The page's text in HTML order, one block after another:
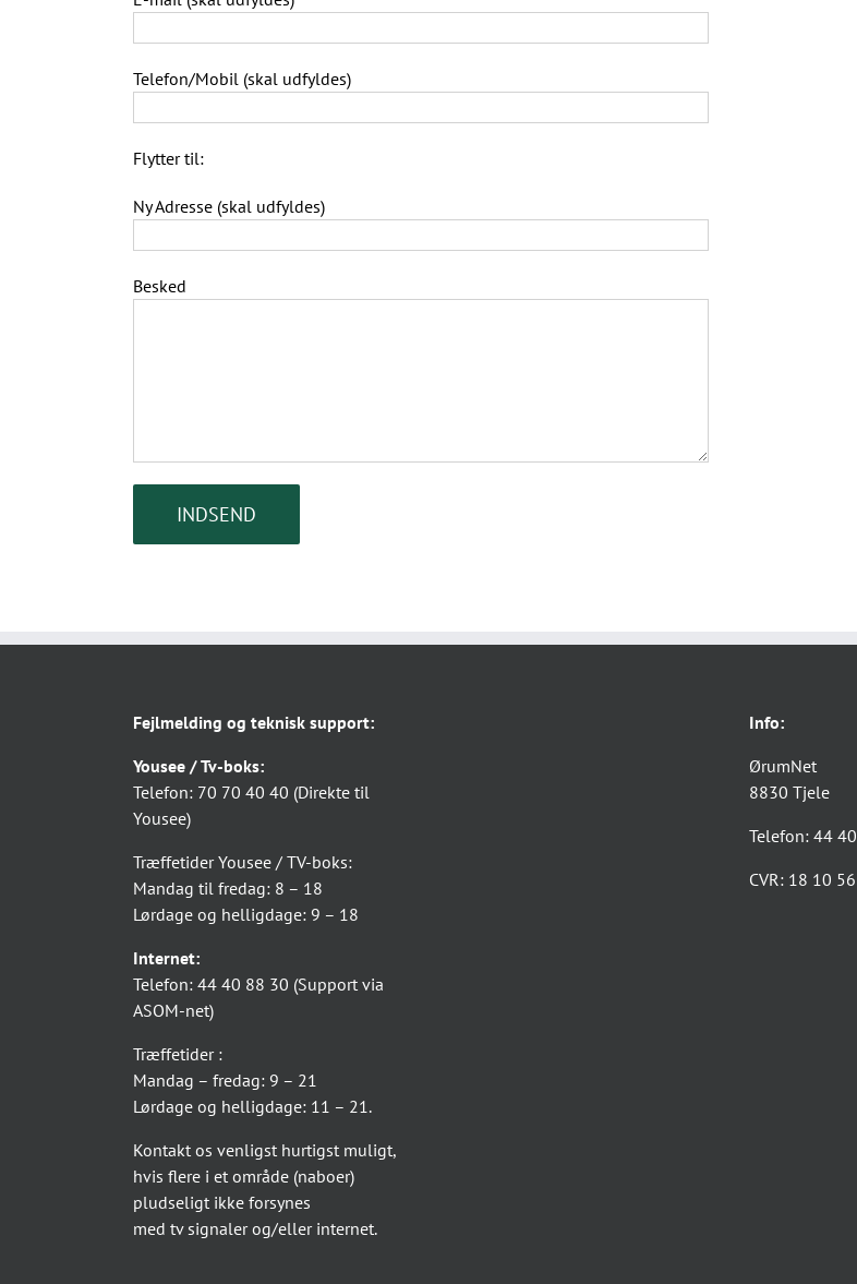
Telefon/Mobil (skal udfyldes)
Flytter til:
Ny Adresse (skal udfyldes)
Besked
Fejlmelding og teknisk support:
Yousee / Tv-boks:
Telefon: 70 70 40 40 (Direkte til
Yousee)
Træffetider Yousee / TV-boks:
Mandag til fredag: 8 – 18
Lørdage og helligdage: 9 – 18
Internet:
Telefon: 44 40 88 30 (Support via
ASOM-net)
Træffetider :
Mandag – fredag: 9 – 21
Lørdage og helligdage: 11 – 21.
Kontakt os venligst hurtigst muligt,
hvis flere i et område (naboer)
pludseligt ikke forsynes
med tv signaler og/eller internet.
Info:
ØrumNet
8830 Tjele
Telefon: 44
CVR: 18 10